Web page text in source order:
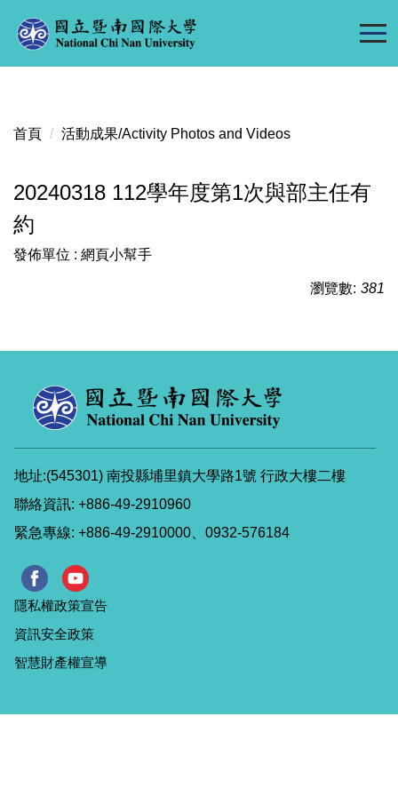
到
區
首頁 活動成果/Activity Photos and Videos
20240318 112學年度第1次與部主任有
約
發佈單位 : 網頁小幫手
瀏覽數: 381
地址:(545301) 南投縣埔里鎮大學路1號 行政大樓二樓
聯絡資訊: +886-49-2910960
緊急專線: +886-49-2910000、0932-576184
隱私權政策宣告
資訊安全政策
智慧財產權宣導